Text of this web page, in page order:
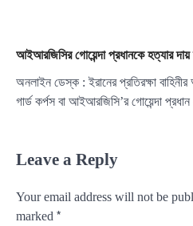
আইআরজিসির গোয়েন্দা প্রধানকে হত্যার দায়
অনলাইন ডেস্ক : ইরানের প্রতিরক্ষা
গার্ড কর্পস বা আইআরজিসি’র গোয়েন্দা
Leave a Reply
Your email address will not be
marked *